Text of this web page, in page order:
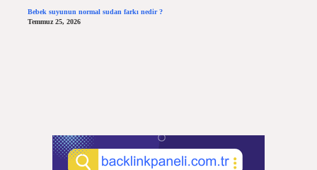
Bebek suyunun normal sudan farkı nedir ?
Temmuz 25, 2026